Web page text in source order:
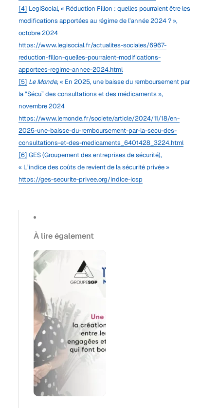
[4] LegiSocial, « Réduction Fillon : quelles pourraient être les
modifications apportées au régime de l’année 2024 ? »,
octobre 2024
https://www.legisocial.fr/actualites-sociales/6967-
reduction-fillon-quelles-pourraient-modifications-
apportees-regime-annee-2024.html
[5] Le Monde, « En 2025, une baisse du remboursement par
la “Sécu” des consultations et des médicaments »,
novembre 2024
https://www.lemonde.fr/societe/article/2024/11/18/en-
2025-une-baisse-du-remboursement-par-la-secu-des-
consultations-et-des-medicaments_6401428_3224.html
[6] GES (Groupement des entreprises de sécurité),
« L’indice des coûts de revient de la sécurité privée »
https://ges-securite-privee.org/indice-icsp
À lire également